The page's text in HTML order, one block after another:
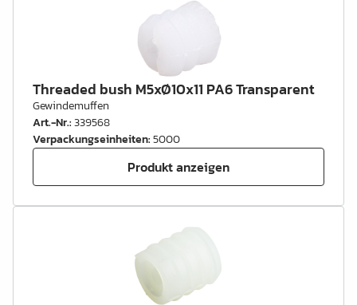
Threaded bush M5xØ10x11 PA6 Transparent
Gewindemuffen
Art.-Nr.:339568
Verpackungseinheiten:5000
Produkt anzeigen